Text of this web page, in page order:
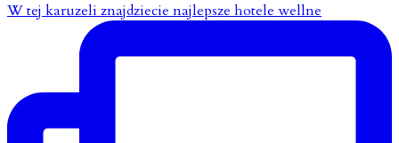
W tej karuzeli znajdziecie najlepsze hotele wellne